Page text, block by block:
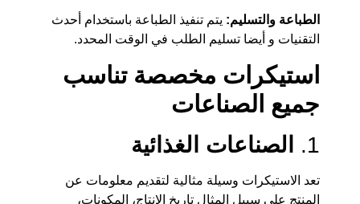
الطباعة والتسليم: يتم تنفيذ الطباعة باستخدام أحدث
التقنيات و أيضا تسليم الطلب في الوقت المحدد.
استيكرات مخصصة تناسب
جميع الصناعات
1. الصناعات الغذائية
تعد الاستيكرات وسيلة مثالية لتقديم معلومات عن
المنتج على سبيل المثال تاريخ الإنتاج، المكونات،